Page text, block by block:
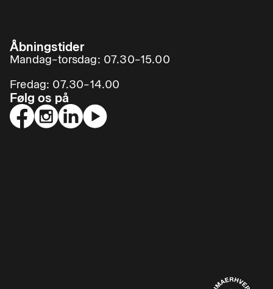
Åbningstider
Mandag–torsdag: 07.30–15.00
Fredag: 07.30–14.00
Følg os på